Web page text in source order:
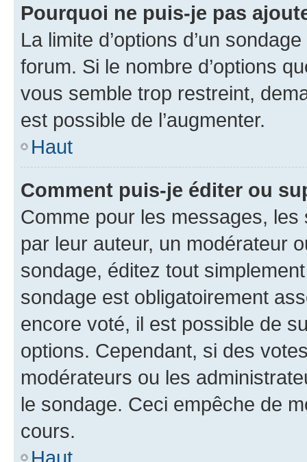
Pourquoi ne puis-je pas
La limite d’options d’un
forum. Si le nombre d’options
vous semble trop restreint,
est possible de l’augmenter.
Haut
Comment puis-je éditer ou
Comme pour les messages,
par leur auteur, un modérateur
sondage, éditez tout
sondage est obligatoirement
encore voté, il est possible de
options. Cependant, si des
modérateurs ou les
le sondage. Ceci empêche de
cours.
Haut